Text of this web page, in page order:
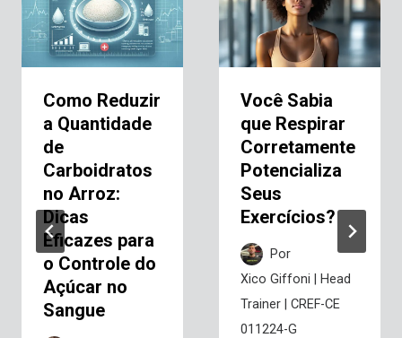
Como Reduzir
a Quantidade
de
Carboidratos
no Arroz:
Dicas
Eficazes para
o Controle do
Açúcar no
Sangue
Você Sabia
que Respirar
Corretamente
Potencializa
Seus
Exercícios?
Por
Xico Giffoni | Head
Trainer | CREF-CE
011224-G